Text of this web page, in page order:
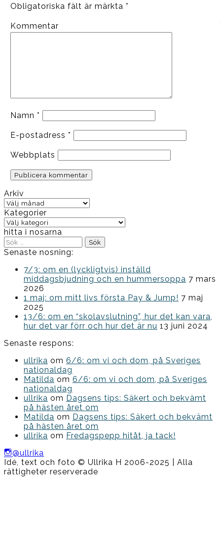
Obligatoriska fält är märkta *
Kommentar
Namn *
E-postadress *
Webbplats
Arkiv
Arkiv
Kategorier
Kategorier
hitta i nosarna
Sök
efter:
Senaste nosning:
7/3: om en (lyckligtvis) inställd
middagsbjudning och en hummersoppa 7 mars
2026
1 maj: om mitt livs första Pay & Jump! 7 maj
2025
13/6: om en “skolavslutning”, hur det kan vara,
hur det var förr och hur det är nu 13 juni 2024
Senaste respons:
ullrika om 6/6: om vi och dom, på Sveriges
nationaldag
Matilda om 6/6: om vi och dom, på Sveriges
nationaldag
ullrika om Dagsens tips: Säkert och bekvämt
på hästen året om
Matilda om Dagsens tips: Säkert och bekvämt
på hästen året om
ullrika om Fredagspepp hitåt, ja tack!
@ullrika
Idé, text och foto © Ullrika H 2006-2025 | Alla
rättigheter reserverade